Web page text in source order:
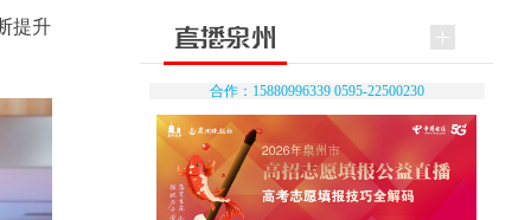
提升
合作：15880996339 0595-22500230